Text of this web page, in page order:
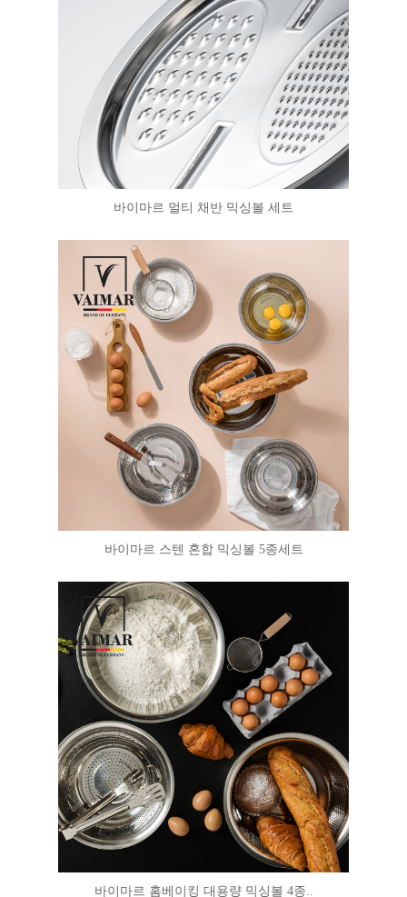
바이마르 멀티 채반 믹싱볼 세트
바이마르 스텐 혼합 믹싱볼 5종세트
바이마르 홈베이킹 대용량 믹싱볼 4종..